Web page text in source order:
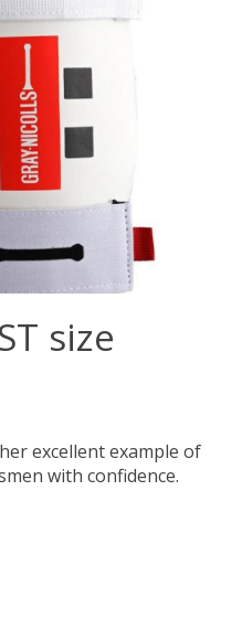
size
excellent example of
with confidence.
is